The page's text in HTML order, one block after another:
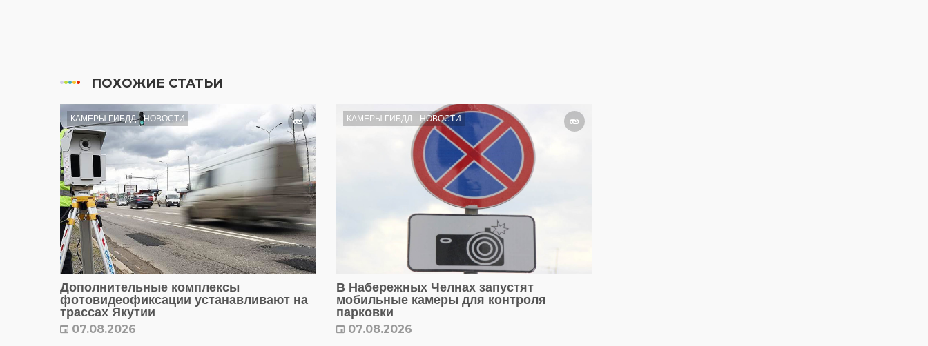
ПОХОЖИЕ СТАТЬИ
КАМЕРЫ ГИБДД НОВОСТИ
Дополнительные комплексы
фотовидеофиксации устанавливают на
трассах Якутии
07.08.2026
КАМЕРЫ ГИБДД НОВОСТИ
В Набережных Челнах запустят
мобильные камеры для контроля
парковки
07.08.2026